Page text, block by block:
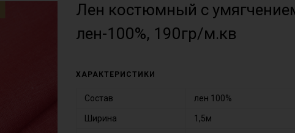
Лен костюмный с
лен-100%, 190гр/м.кв
ХАРАКТЕРИСТИКИ
Состав лен 100%
Ширина 1,5м